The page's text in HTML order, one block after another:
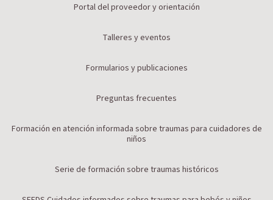
Portal del proveedor y orientación
Talleres y eventos
Formularios y publicaciones
Preguntas frecuentes
Formación en atención informada sobre traumas para cuidadores de
niños
Serie de formación sobre traumas históricos